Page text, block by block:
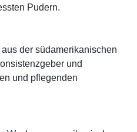
Pudern.
der südamerikanischen
und
und pflegenden